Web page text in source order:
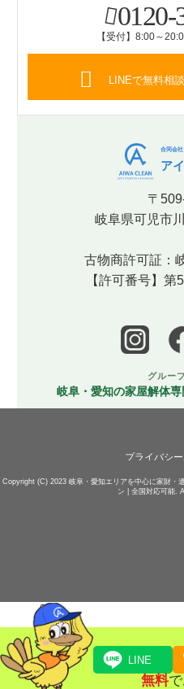
0120-
【受付】8:00～
LINEで無料相
合同会社
ア
〒
岐阜県可児市
古物商許可証：
【許可番号】
グルー
岐阜・愛知の家屋解体専
プライバシ
Copyright (C) 2023 岐阜・愛知エリアを中心に家財・
ン | 全国対応可能.
LINE
無料